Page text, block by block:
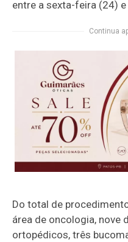
entre a sexta-feira (24)
Continua
Do total de
área de oncologia, nove
ortopédicos, três